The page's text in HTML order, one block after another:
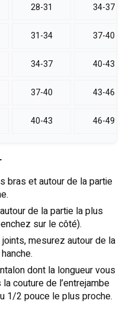
28-31 34-37
31-34 37-40
34-37 40-43
37-40 43-46
40-43 46-49
bras et autour de la partie
de la partie la plus
sur le côté).
mesurez autour de la
dont la longueur vous
couture de l’entrejambe
1/2 pouce le plus proche.